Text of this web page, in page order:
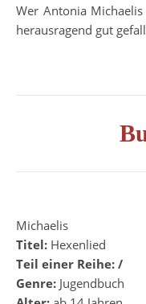
Wer Antonia
herausragend gut
Michaelis
Titel: Hexenlied
Teil einer Reihe: /
Genre: Jugendbuch